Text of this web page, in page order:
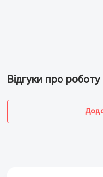
Відгуки про роботу